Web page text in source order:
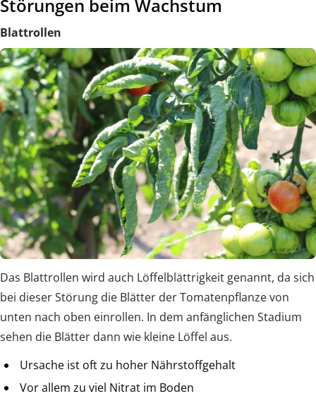
Störungen beim Wachstum
Blattrollen
Das Blattrollen wird auch Löffelblättrigkeit genannt, da sich
bei dieser Störung die Blätter der Tomatenpflanze von
unten nach oben einrollen. In dem anfänglichen Stadium
sehen die Blätter dann wie kleine Löffel aus.
Ursache ist oft zu hoher Nährstoffgehalt
Vor allem zu viel Nitrat im Boden